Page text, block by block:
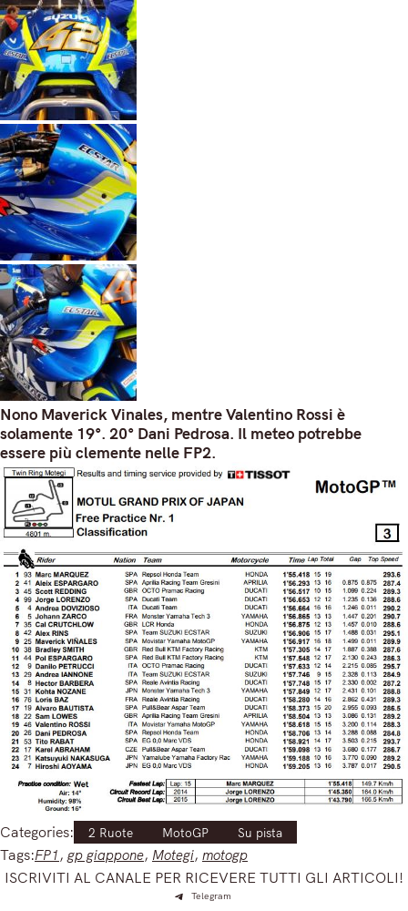
Nono Maverick Vinales, mentre Valentino Rossi è
solamente 19°. 20° Dani Pedrosa. Il meteo potrebbe
essere più clemente nelle FP2.
Categories: 2 Ruote MotoGP Su pista
Tags:FP1 , gp giappone, Motegi, motogp
ISCRIVITI AL CANALE PER RICEVERE TUTTI GLI ARTICOLI!
Telegram